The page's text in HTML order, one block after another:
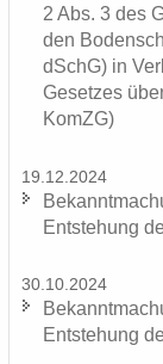
2 Abs. 3 des
den
dSchG) in
Ge­set­zes
KomZG)
19.12.2024
Ent­ste­hung
30.10.2024
Ent­ste­hung